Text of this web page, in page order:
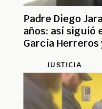
Padre Diego
años: así siguió
García
JUSTICIA